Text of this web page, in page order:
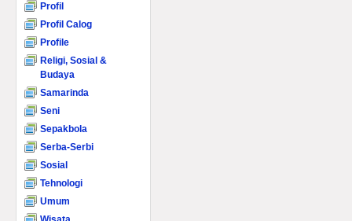
Profil
Profil Calog
Profile
Religi, Sosial &
Budaya
Samarinda
Seni
Sepakbola
Serba-Serbi
Sosial
Tehnologi
Umum